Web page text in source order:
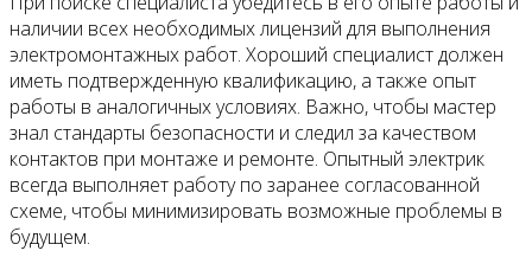
наличии всех необходимых лицензий для выполнения
электромонтажных работ. Хороший специалист должен
иметь подтвержденную квалификацию, а также опыт
работы в аналогичных условиях. Важно, чтобы мастер
знал стандарты безопасности и следил за качеством
контактов при монтаже и ремонте. Опытный электрик
всегда выполняет работу по заранее согласованной
схеме, чтобы минимизировать возможные проблемы в
будущем.